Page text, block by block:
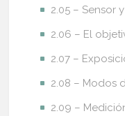
2.05 – Sensor
2.06 – El
2.07 –
2.08 – Modos
2.09 –